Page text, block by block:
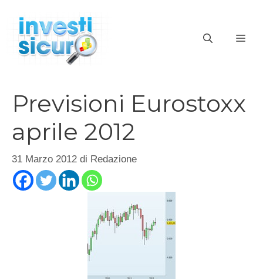
contenuto
Previsioni Eurostoxx
aprile 2012
31 Marzo 2012 di Redazione